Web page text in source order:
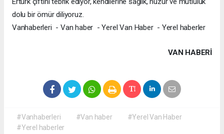
dolu bir ömür diliyoruz.
Vanhaberleri - Van haber - Yerel Van Haber - Yerel haberler
VAN HABERİ
#Vanhaberleri #Van haber
#Yerel Van Haber
#Yerel haberler